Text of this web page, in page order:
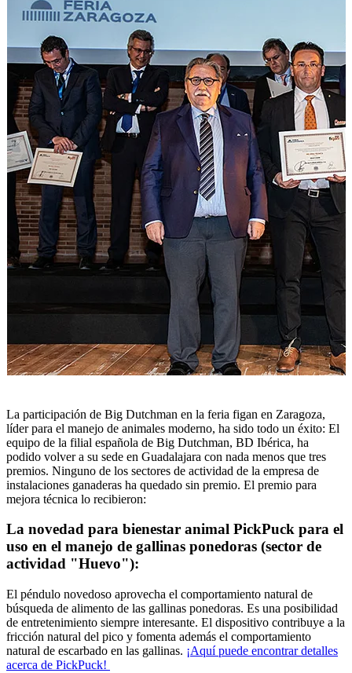
La participación de Big Dutchman en la feria figan en Zaragoza,
líder para el manejo de animales moderno, ha sido todo un éxito: El
equipo de la filial española de Big Dutchman, BD Ibérica, ha
podido volver a su sede en Guadalajara con nada menos que tres
premios. Ninguno de los sectores de actividad de la empresa de
instalaciones ganaderas ha quedado sin premio. El premio para
mejora técnica lo recibieron:
La novedad para bienestar animal PickPuck para el
uso en el manejo de gallinas ponedoras (sector de
actividad "Huevo"):
El péndulo novedoso aprovecha el comportamiento natural de
búsqueda de alimento de las gallinas ponedoras. Es una posibilidad
de entretenimiento siempre interesante. El dispositivo contribuye a la
fricción natural del pico y fomenta además el comportamiento
natural de escarbado en las gallinas. ¡Aquí puede encontrar detalles
acerca de PickPuck!